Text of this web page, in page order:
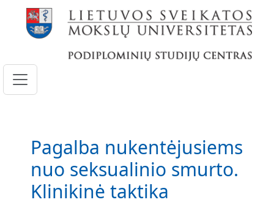
Pereiti į pagrindinį turinį
Pagalba nukentėjusiems
nuo seksualinio smurto.
Klinikinė taktika